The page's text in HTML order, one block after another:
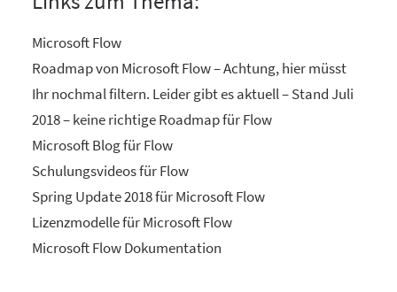
Microsoft Flow
Roadmap von Microsoft Flow– Achtung, hier müsst
Ihr nochmal filtern. Leider gibt es aktuell – Stand Juli
2018 – keine richtige Roadmap für Flow
Microsoft Blog für Flow
Schulungsvideos für Flow
Spring Update 2018 für Microsoft Flow
Lizenzmodelle für Microsoft Flow
Microsoft Flow Dokumentation